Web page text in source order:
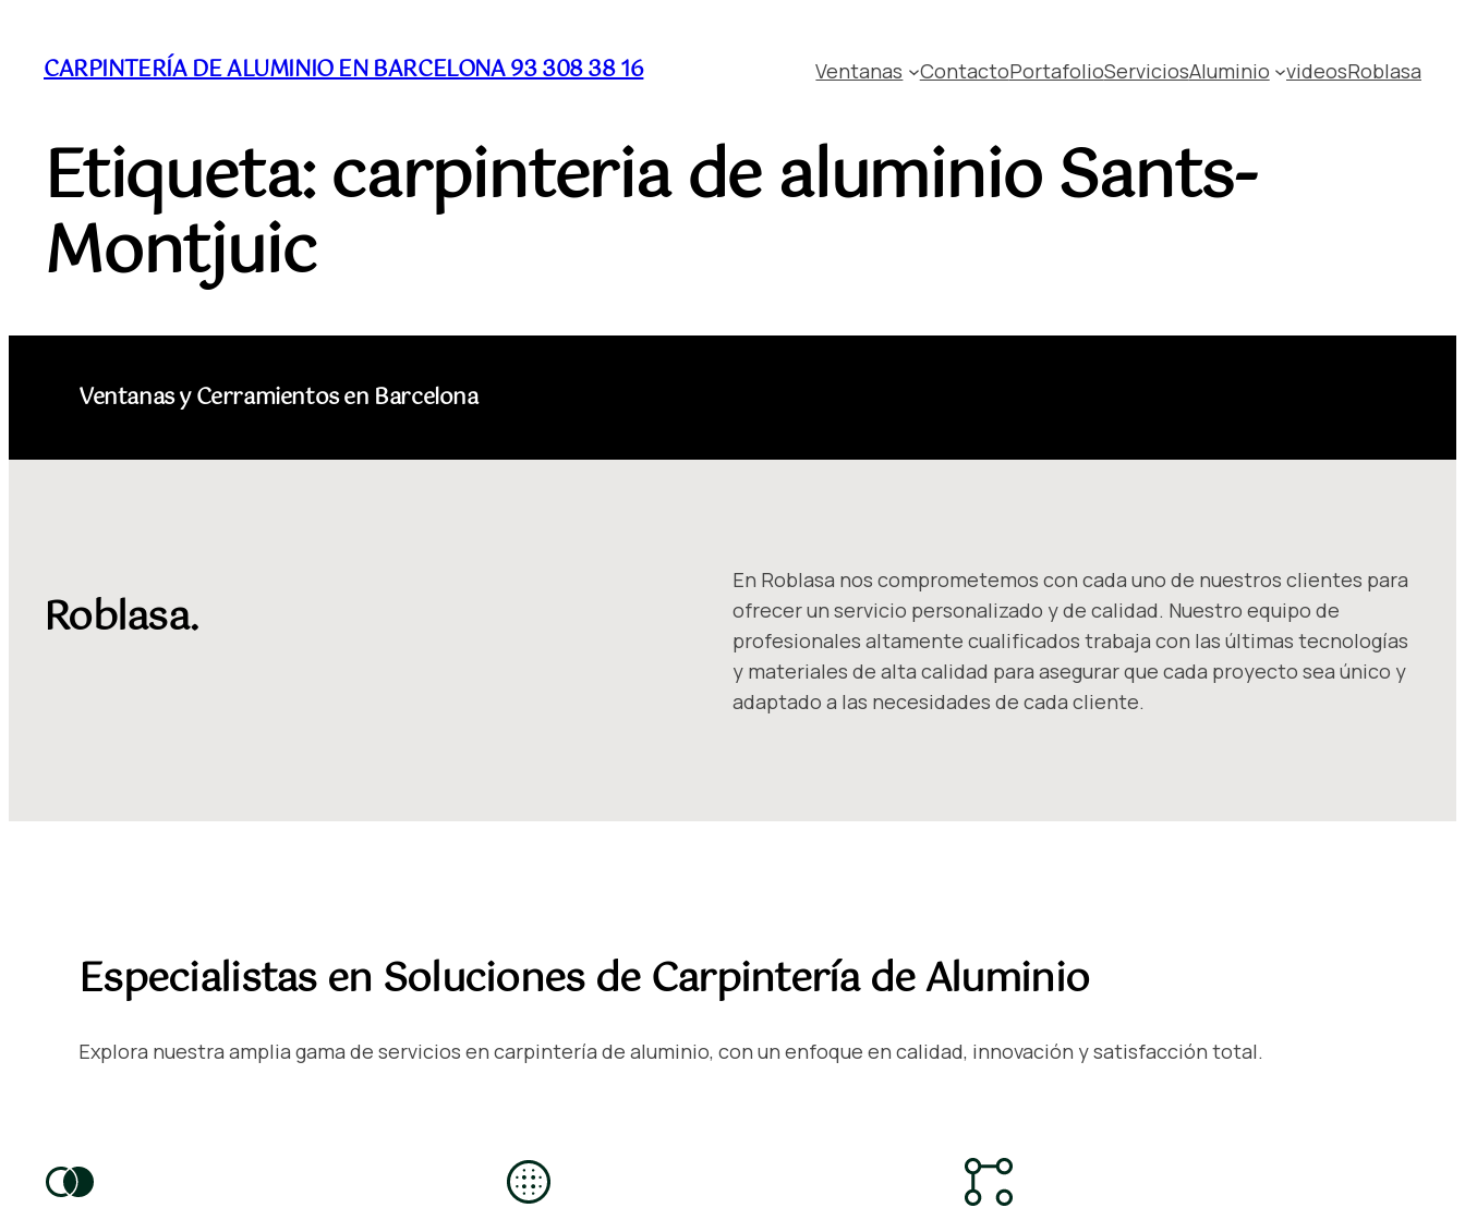
CARPINTERÍA DE ALUMINIO EN BARCELONA 93 308 38 16 Ventanas ContactoPortafolioServiciosAluminio videosRoblasa
Etiqueta:carpinteria de aluminio Sants-
Montjuic
Ventanas y Cerramientos en Barcelona
Roblasa.
En Roblasa nos comprometemos con cada uno de nuestros clientes para
ofrecer un servicio personalizado y de calidad. Nuestro equipo de
profesionales altamente cualificados trabaja con las últimas tecnologías
y materiales de alta calidad para asegurar que cada proyecto sea único y
adaptado a las necesidades de cada cliente.
Especialistas en Soluciones de Carpintería de Aluminio
Explora nuestra amplia gama de servicios en carpintería de aluminio, con un enfoque en calidad, innovación y satisfacción total.